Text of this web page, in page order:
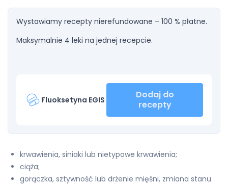
Wystawiamy recepty nierefundowane – 100 % płatne.
Maksymalnie 4 leki na jednej recepcie.
Fluoksetyna EGIS
Dodaj do
recepty
krwawienia, siniaki lub nietypowe krwawienia;
ciąża;
gorączka, sztywność lub drżenie mięśni, zmiana stanu